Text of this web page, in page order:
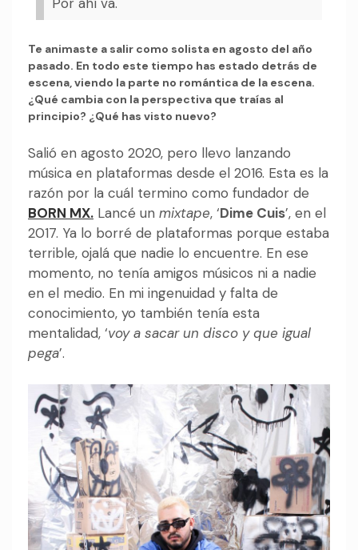
Te animaste a salir como solista en agosto del año
pasado. En todo este tiempo has estado detrás de
escena, viendo la parte no romántica de la escena.
¿Qué cambia con la perspectiva que traías al
principio? ¿Qué has visto nuevo?
Salió en agosto 2020, pero llevo lanzando
música en plataformas desde el 2016. Esta es la
razón por la cuál termino como fundador de
BORN MX. Lancé un mixtape, ‘Dime Cuis’, en el
2017. Ya lo borré de plataformas porque estaba
terrible, ojalá que nadie lo encuentre. En ese
momento, no tenía amigos músicos ni a nadie
en el medio. En mi ingenuidad y falta de
conocimiento, yo también tenía esta
mentalidad, ‘voy a sacar un disco y que igual
pega’.